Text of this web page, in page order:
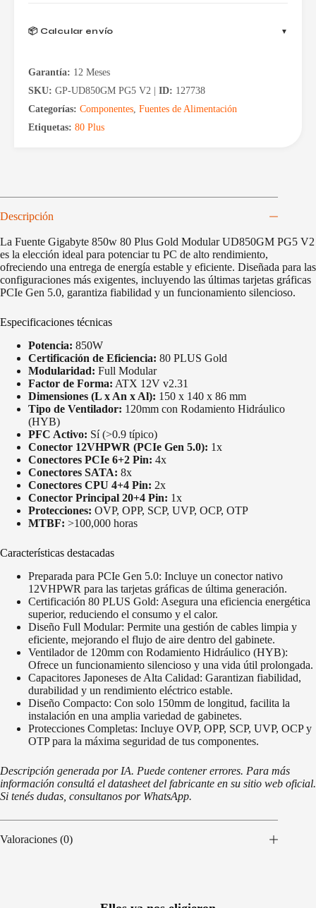
cantidad
📦 Calcular envío
Garantía: 12 Meses
SKU: GP-UD850GM PG5 V2 | ID: 127738
Categorías: Componentes, Fuentes de Alimentación
Etiquetas: 80 Plus
Descripción
La Fuente Gigabyte 850w 80 Plus Gold Modular UD850GM PG5 V2
es la elección ideal para potenciar tu PC de alto rendimiento,
ofreciendo una entrega de energía estable y eficiente. Diseñada para las
configuraciones más exigentes, incluyendo las últimas tarjetas gráficas
PCIe Gen 5.0, garantiza fiabilidad y un funcionamiento silencioso.
Especificaciones técnicas
Potencia: 850W
Certificación de Eficiencia: 80 PLUS Gold
Modularidad: Full Modular
Factor de Forma: ATX 12V v2.31
Dimensiones (L x An x Al): 150 x 140 x 86 mm
Tipo de Ventilador: 120mm con Rodamiento Hidráulico
(HYB)
PFC Activo: Sí (>0.9 típico)
Conector 12VHPWR (PCIe Gen 5.0): 1x
Conectores PCIe 6+2 Pin: 4x
Conectores SATA: 8x
Conectores CPU 4+4 Pin: 2x
Conector Principal 20+4 Pin: 1x
Protecciones: OVP, OPP, SCP, UVP, OCP, OTP
MTBF: >100,000 horas
Características destacadas
Preparada para PCIe Gen 5.0: Incluye un conector nativo
12VHPWR para las tarjetas gráficas de última generación.
Certificación 80 PLUS Gold: Asegura una eficiencia energética
superior, reduciendo el consumo y el calor.
Diseño Full Modular: Permite una gestión de cables limpia y
eficiente, mejorando el flujo de aire dentro del gabinete.
Ventilador de 120mm con Rodamiento Hidráulico (HYB):
Ofrece un funcionamiento silencioso y una vida útil prolongada.
Capacitores Japoneses de Alta Calidad: Garantizan fiabilidad,
durabilidad y un rendimiento eléctrico estable.
Diseño Compacto: Con solo 150mm de longitud, facilita la
instalación en una amplia variedad de gabinetes.
Protecciones Completas: Incluye OVP, OPP, SCP, UVP, OCP y
OTP para la máxima seguridad de tus componentes.
Descripción generada por IA. Puede contener errores. Para más
información consultá el datasheet del fabricante en su sitio web oficial.
Si tenés dudas, consultanos por WhatsApp.
Valoraciones (0)